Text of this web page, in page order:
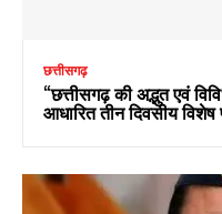
छत्तीसगढ़
“छत्तीसगढ़ की अद्भुत एवं
आधारित तीन दिवसीय